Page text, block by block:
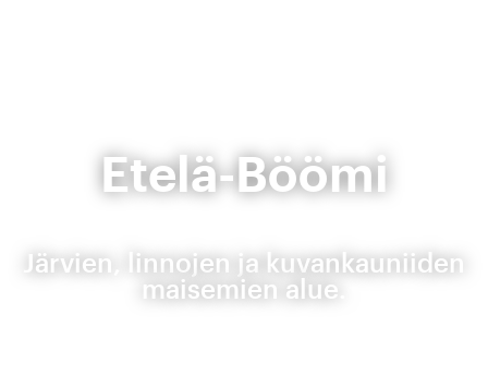
Etelä-Böömi
Järvien, linnojen ja kuvankauniiden
maisemien alue.